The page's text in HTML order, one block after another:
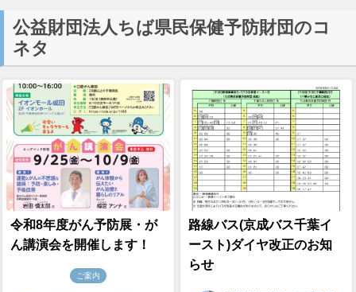
公益財団法人ちば県民保健予防財団のコ
ネタ
令和8年度がん予防展・が
ん講演会を開催します！
ご案内
路線バス(京成バス千葉イ
ースト)ダイヤ改正のお知
らせ